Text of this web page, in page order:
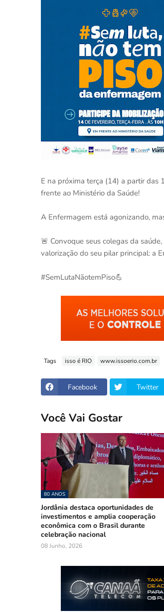
E na próxima terça (14) a partir das
frente ao Ministério da Saúde!
A Enfermagem está agonizando,
🚨 Convoque seus colegas da
valorização do seu pilar principal: a
#SemLutaNãotemPiso💪
Tags isso é RIO www.issoerio.com.br
Facebook Twitter
Você Vai Gostar
80 ANOS
Jordânia destaca oportunidades de
investimentos e amplia cooperação
econômica com o Brasil durante
celebração nacional
08 Junho, 2026